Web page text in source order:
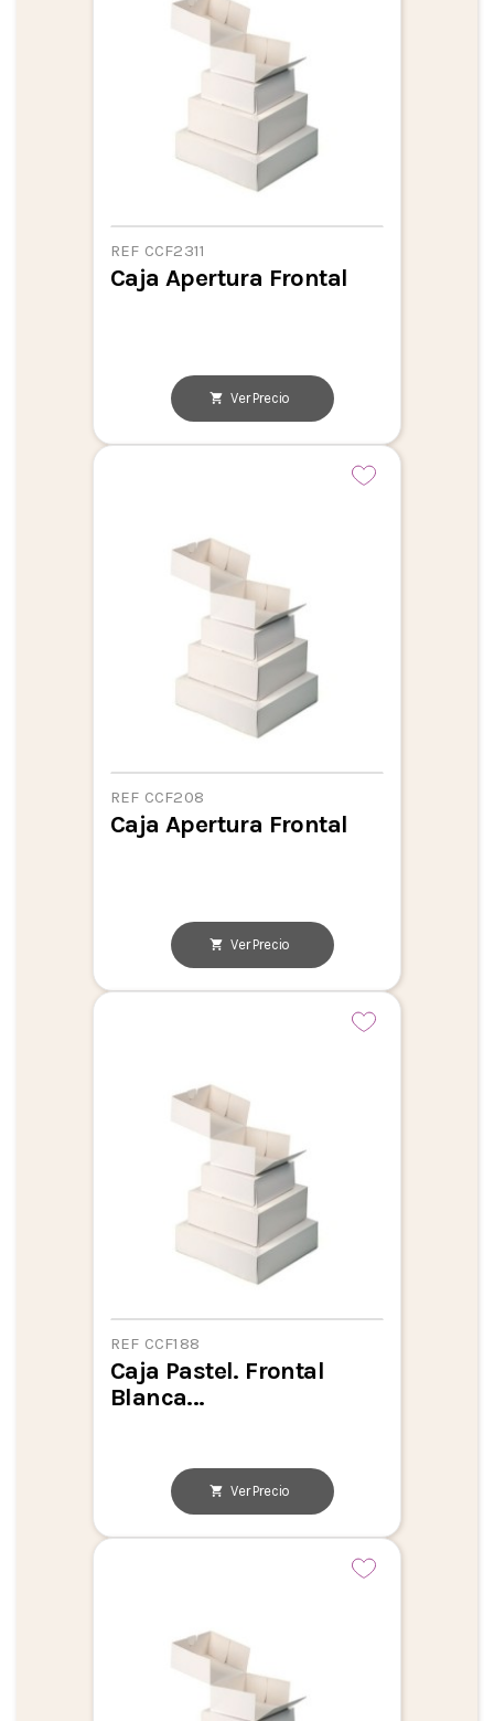
REF CCF2311
Caja Apertura Frontal
Ver Precio
REF CCF208
Caja Apertura Frontal
Ver Precio
REF CCF188
Caja Pastel. Frontal
Blanca...
Ver Precio